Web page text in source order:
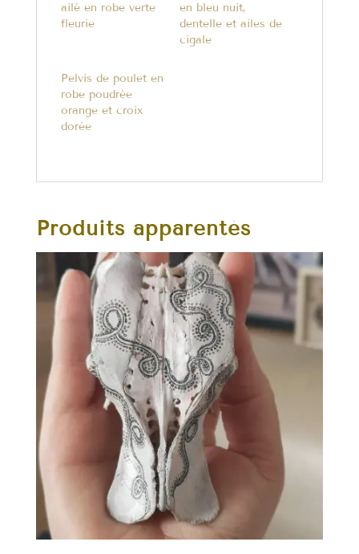
ailé en robe verte
fleurie
en bleu nuit,
dentelle et ailes de
cigale
Pelvis de poulet en
robe poudrée
orange et croix
dorée
Produits apparentés